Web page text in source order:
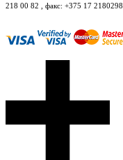
218 00 82 , факс: +375 17 2180298